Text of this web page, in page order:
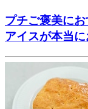
プチご褒美に
アイスが本当